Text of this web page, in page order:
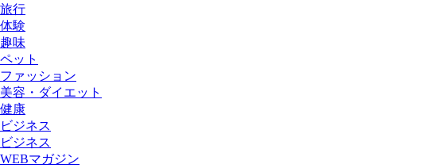
旅行
体験
趣味
ペット
ファッション
美容・ダイエット
健康
ビジネス
ビジネス
WEBマガジン